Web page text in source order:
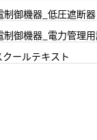
制御機器_低圧遮断器
制御機器_電力管理
クールテキスト